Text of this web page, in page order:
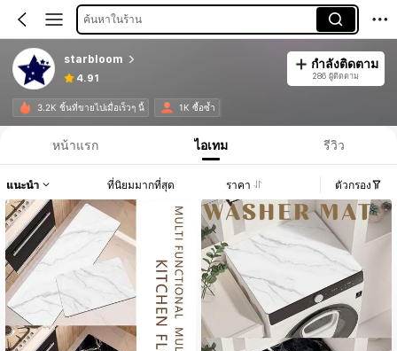
ค้นหาในร้าน
starbloom
4.91
กำลังติดตาม
286 ผู้ติดตาม
3.2K ชิ้นที่ขายไปเมื่อเร็วๆ นี้ 1K ซื้อซ้ำ
หน้าแรก ไอเทม รีวิว
แนะนำ ที่นิยมมากที่สุด ราคา ตัวกรอง